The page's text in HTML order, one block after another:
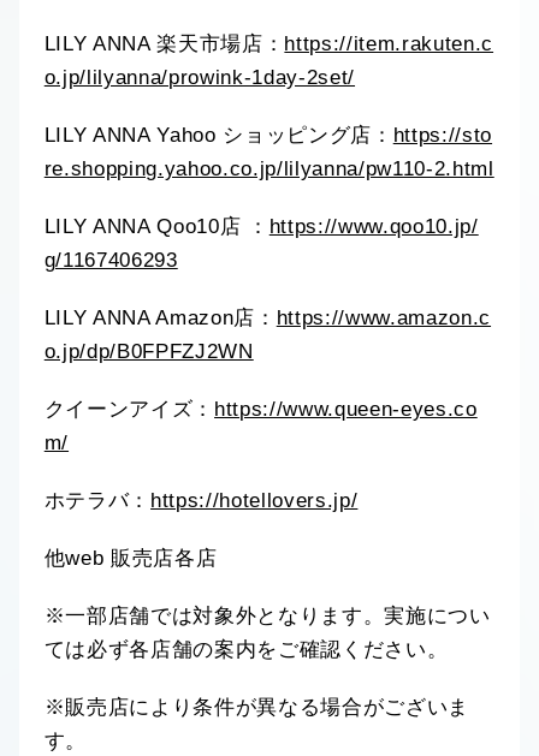
LILY ANNA 楽天市場店： https://item.rakuten.c
o.jp/lilyanna/prowink-1day-2set/
LILY ANNA Yahoo ショッピング店： https://sto
re.shopping.yahoo.co.jp/lilyanna/pw110-2.html
LILY ANNA Qoo10店 ： https://www.qoo10.jp/
g/1167406293
LILY ANNA Amazon店： https://www.amazon.c
o.jp/dp/B0FPFZJ2WN
クイーンアイズ： https://www.queen-eyes.co
m/
ホテラバ： https://hotellovers.jp/
他web 販売店各店
※一部店舗では対象外となります。実施につい
ては必ず各店舗の案内をご確認ください。
※販売店により条件が異なる場合がございま
す。